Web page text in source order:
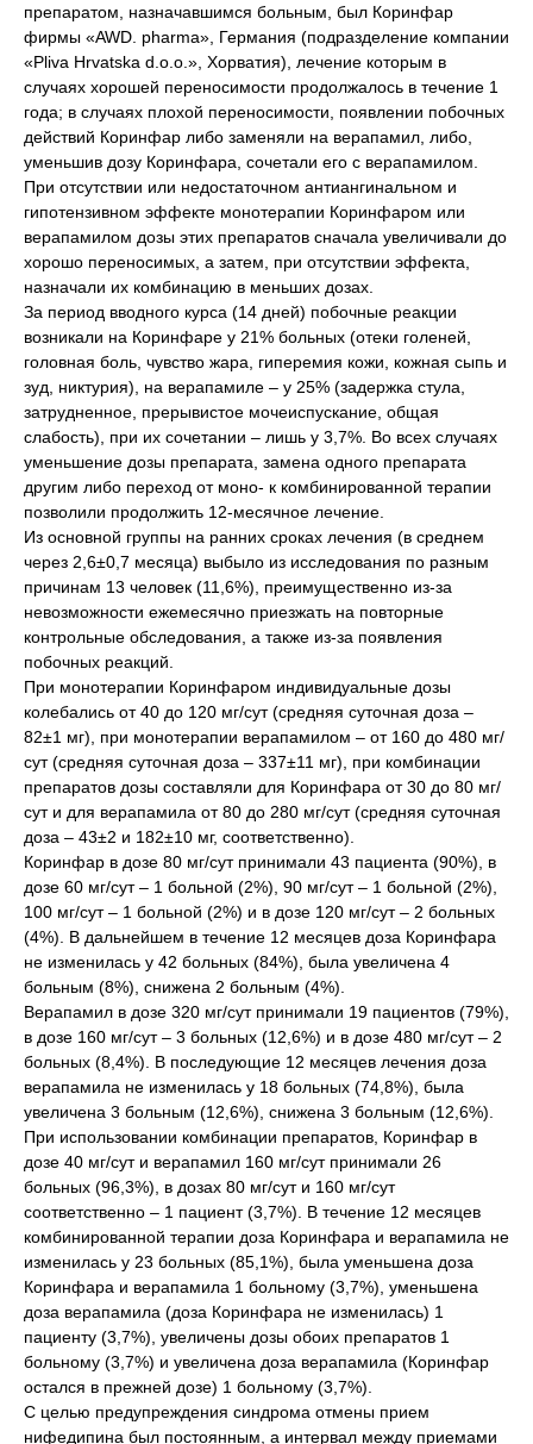
препаратом, назначавшимся больным, был Коринфар
фирмы «AWD. pharma», Германия (подразделение компании
«Pliva Hrvatska d.o.o.», Хорватия), лечение которым в
случаях хорошей переносимости продолжалось в течение 1
года; в случаях плохой переносимости, появлении побочных
действий Коринфар либо заменяли на верапамил, либо,
уменьшив дозу Коринфара, сочетали его с верапамилом.
При отсутствии или недостаточном антиангинальном и
гипотензивном эффекте монотерапии Коринфаром или
верапамилом дозы этих препаратов сначала увеличивали до
хорошо переносимых, а затем, при отсутствии эффекта,
назначали их комбинацию в меньших дозах.
За период вводного курса (14 дней) побочные реакции
возникали на Коринфаре у 21% больных (отеки голеней,
головная боль, чувство жара, гиперемия кожи, кожная сыпь и
зуд, никтурия), на верапамиле – у 25% (задержка стула,
затрудненное, прерывистое мочеиспускание, общая
слабость), при их сочетании – лишь у 3,7%. Во всех случаях
уменьшение дозы препарата, замена одного препарата
другим либо переход от моно- к комбинированной терапии
позволили продолжить 12-месячное лечение.
Из основной группы на ранних сроках лечения (в среднем
через 2,6±0,7 месяца) выбыло из исследования по разным
причинам 13 человек (11,6%), преимущественно из-за
невозможности ежемесячно приезжать на повторные
контрольные обследования, а также из-за появления
побочных реакций.
При монотерапии Коринфаром индивидуальные дозы
колебались от 40 до 120 мг/сут (средняя суточная доза –
82±1 мг), при монотерапии верапамилом – от 160 до 480 мг/
сут (средняя суточная доза – 337±11 мг), при комбинации
препаратов дозы составляли для Коринфара от 30 до 80 мг/
сут и для верапамила от 80 до 280 мг/сут (средняя суточная
доза – 43±2 и 182±10 мг, соответственно).
Коринфар в дозе 80 мг/сут принимали 43 пациента (90%), в
дозе 60 мг/сут – 1 больной (2%), 90 мг/сут – 1 больной (2%),
100 мг/сут – 1 больной (2%) и в дозе 120 мг/сут – 2 больных
(4%). В дальнейшем в течение 12 месяцев доза Коринфара
не изменилась у 42 больных (84%), была увеличена 4
больным (8%), снижена 2 больным (4%).
Верапамил в дозе 320 мг/сут принимали 19 пациентов (79%),
в дозе 160 мг/сут – 3 больных (12,6%) и в дозе 480 мг/сут – 2
больных (8,4%). В последующие 12 месяцев лечения доза
верапамила не изменилась у 18 больных (74,8%), была
увеличена 3 больным (12,6%), снижена 3 больным (12,6%).
При использовании комбинации препаратов, Коринфар в
дозе 40 мг/сут и верапамил 160 мг/сут принимали 26
больных (96,3%), в дозах 80 мг/сут и 160 мг/сут
соответственно – 1 пациент (3,7%). В течение 12 месяцев
комбинированной терапии доза Коринфара и верапамила не
изменилась у 23 больных (85,1%), была уменьшена доза
Коринфара и верапамила 1 больному (3,7%), уменьшена
доза верапамила (доза Коринфара не изменилась) 1
пациенту (3,7%), увеличены дозы обоих препаратов 1
больному (3,7%) и увеличена доза верапамила (Коринфар
остался в прежней дозе) 1 больному (3,7%).
С целью предупреждения синдрома отмены прием
нифедипина был постоянным, а интервал между приемами